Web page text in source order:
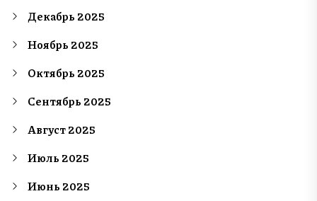
Декабрь 2025
Ноябрь 2025
Октябрь 2025
Сентябрь 2025
Август 2025
Июль 2025
Июнь 2025